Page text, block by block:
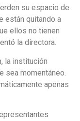
su espacio de
están quitando a
ellos no tienen
la directora.
la institución
sea momentáneo.
apenas